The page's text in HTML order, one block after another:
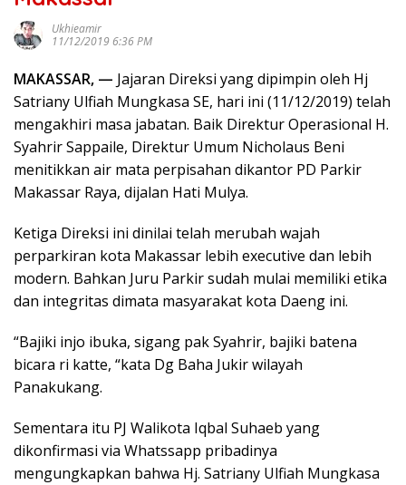
Ukhieamir
11/12/2019 6:36 PM
MAKASSAR, — Jajaran Direksi yang dipimpin oleh Hj
Satriany Ulfiah Mungkasa SE, hari ini (11/12/2019) telah
mengakhiri masa jabatan. Baik Direktur Operasional H.
Syahrir Sappaile, Direktur Umum Nicholaus Beni
menitikkan air mata perpisahan dikantor PD Parkir
Makassar Raya, dijalan Hati Mulya.
Ketiga Direksi ini dinilai telah merubah wajah
perparkiran kota Makassar lebih executive dan lebih
modern. Bahkan Juru Parkir sudah mulai memiliki etika
dan integritas dimata masyarakat kota Daeng ini.
“Bajiki injo ibuka, sigang pak Syahrir, bajiki batena
bicara ri katte, “kata Dg Baha Jukir wilayah
Panakukang.
Sementara itu PJ Walikota Iqbal Suhaeb yang
dikonfirmasi via Whatssapp pribadinya
mengungkapkan bahwa Hj. Satriany Ulfiah Mungkasa